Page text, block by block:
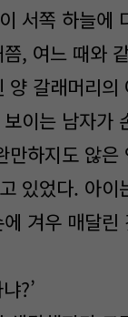
서쪽 하늘에
, 여느 때와
양 갈래머리의
이는 남자가
만하지도 않은
있었다. 아이
겨우 매달린
?’